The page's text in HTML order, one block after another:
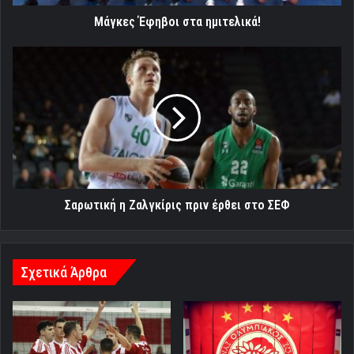
Μάγκες Έφηβοι στα ημιτελικά!
έρθει
στο
ΣΕΦ
Σαρωτική η Ζαλγκίρις πριν έρθει στο ΣΕΦ
Σχετικά Άρθρα